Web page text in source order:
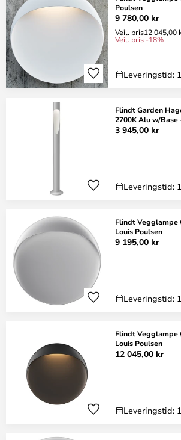
Poulsen
9 780,00 kr
Veil. pris12 045,00
Veil. pris -18%
Leveringstid:
Flindt Garden
2700K Alu w/Base
3 945,00 kr
Leveringstid:
Flindt Vegglampe
Louis Poulsen
9 195,00 kr
Leveringstid:
Flindt Vegglampe
Louis Poulsen
12 045,00 kr
Leveringstid: